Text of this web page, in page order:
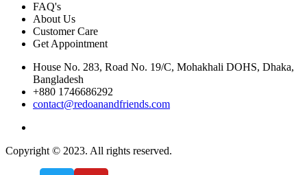
FAQ's
About Us
Customer Care
Get Appointment
House No. 283, Road No. 19/C, Mohakhali DOHS, Dhaka,
Bangladesh
+880 1746686292
contact@redoanandfriends.com
Copyright © 2023. All rights reserved.